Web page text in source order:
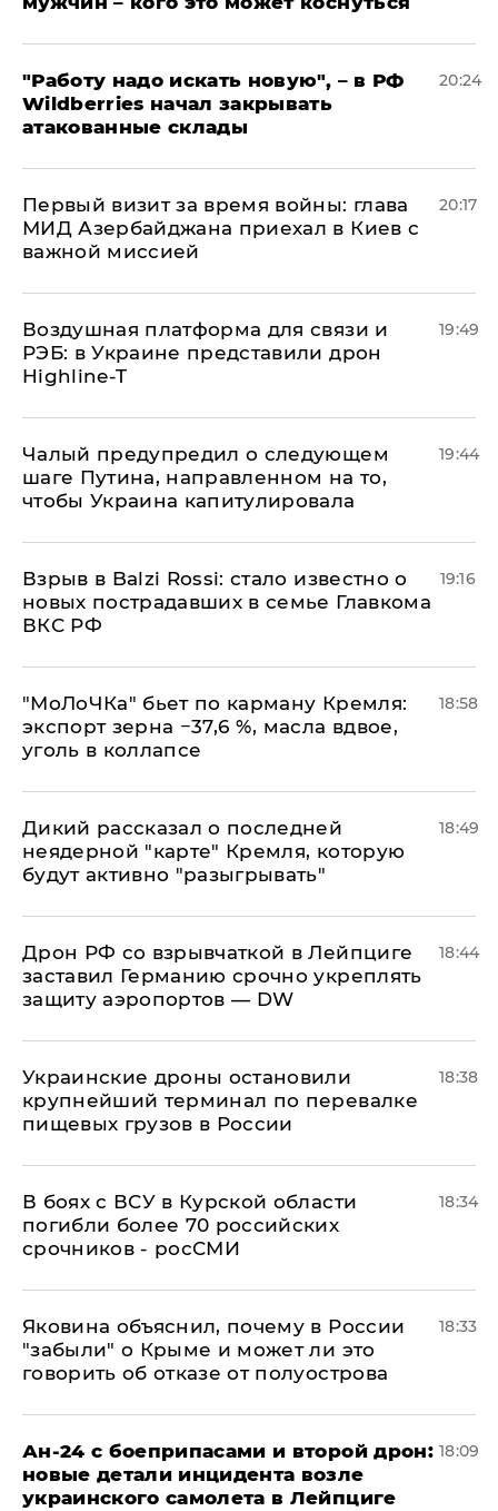
"Работу надо искать новую", – в РФ
Wildberries начал закрывать
атакованные склады
20:24
Первый визит за время войны: глава
МИД Азербайджана приехал в Киев с
важной миссией
20:17
Воздушная платформа для связи и
РЭБ: в Украине представили дрон
Highline-T
19:49
Чалый предупредил о следующем
шаге Путина, направленном на то,
чтобы Украина капитулировала
19:44
Взрыв в Balzi Rossi: стало известно о
новых пострадавших в семье Главкома
ВКС РФ
19:16
​"МоЛоЧКа" бьет по карману Кремля:
экспорт зерна −37,6 %, масла вдвое,
уголь в коллапсе
18:58
Дикий рассказал о последней
неядерной "карте" Кремля, которую
будут активно "разыгрывать"
18:49
​Дрон РФ со взрывчаткой в Лейпциге
заставил Германию срочно укреплять
защиту аэропортов — DW
18:44
Украинские дроны остановили
крупнейший терминал по перевалке
пищевых грузов в России
18:38
В боях с ВСУ в Курской области
погибли более 70 российских
срочников - росСМИ
18:34
Яковина объяснил, почему в России
"забыли" о Крыме и может ли это
говорить об отказе от полуострова
18:33
Ан-24 с боеприпасами и второй дрон:
новые детали инцидента возле
украинского самолета в Лейпциге
18:09